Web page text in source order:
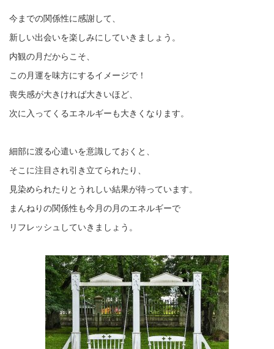
今までの関係性に感謝して、
新しい出会いを楽しみにしていきましょう。
内観の月だからこそ、
この月運を味方にするイメージで！
喪失感が大きければ大きいほど、
次に入ってくるエネルギーも大きくなります。
細部に渡る心遣いを意識しておくと、
そこに注目され引き立てられたり、
見染められたりとうれしい結果が待っています。
まんねりの関係性も今月の月のエネルギーで
リフレッシュしていきましょう。